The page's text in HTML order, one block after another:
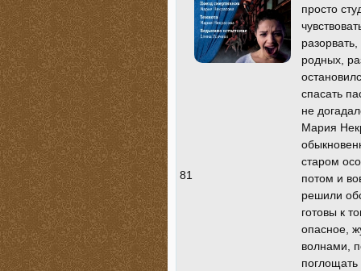
81
просто
родных,
спасать
не
Мария
старом
потом и
решили
готовы к
опасное,
волнами,